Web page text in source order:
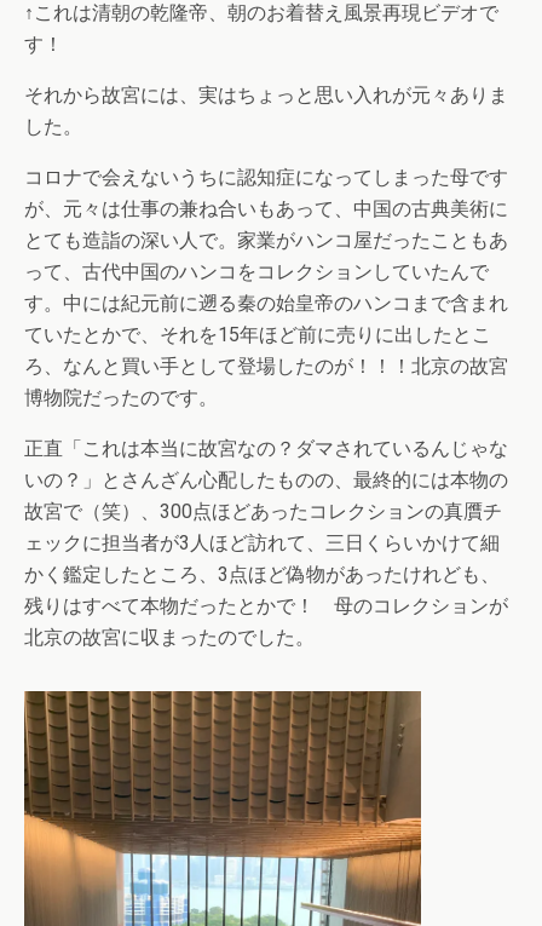
↑これは清朝の乾隆帝、朝のお着替え風景再現ビデオで
す！
それから故宮には、実はちょっと思い入れが元々ありま
した。
コロナで会えないうちに認知症になってしまった母です
が、元々は仕事の兼ね合いもあって、中国の古典美術に
とても造詣の深い人で。家業がハンコ屋だったこともあ
って、古代中国のハンコをコレクションしていたんで
す。中には紀元前に遡る秦の始皇帝のハンコまで含まれ
ていたとかで、それを15年ほど前に売りに出したとこ
ろ、なんと買い手として登場したのが！！！北京の故宮
博物院だったのです。
正直「これは本当に故宮なの？ダマされているんじゃな
いの？」とさんざん心配したものの、最終的には本物の
故宮で（笑）、300点ほどあったコレクションの真贋チ
ェックに担当者が3人ほど訪れて、三日くらいかけて細
かく鑑定したところ、3点ほど偽物があったけれども、
残りはすべて本物だったとかで！ 母のコレクションが
北京の故宮に収まったのでした。